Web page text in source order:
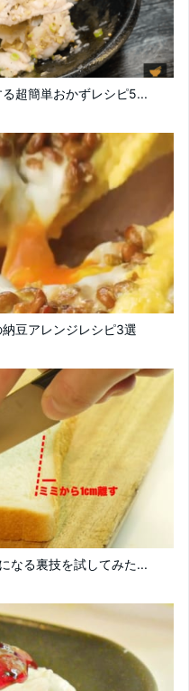
超簡単おかずレシピ5...
豆アレンジレシピ3選
なる裏技を試してみた...